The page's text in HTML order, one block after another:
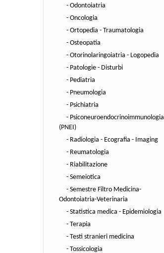
- Odontoiatria
- Oncologia
- Ortopedia - Traumatologia
- Osteopatia
- Otorinolaringoiatria - Logopedia
- Patologie - Disturbi
- Pediatria
- Pneumologia
- Psichiatria
- Psiconeuroendocrinoimmunologia
(PNEI)
- Radiologia - Ecografia - Imaging
- Reumatologia
- Riabilitazione
- Semeiotica
- Semestre Filtro Medicina-
Odontoiatria-Veterinaria
- Statistica medica - Epidemiologia
- Terapia
- Testi stranieri medicina
- Tossicologia